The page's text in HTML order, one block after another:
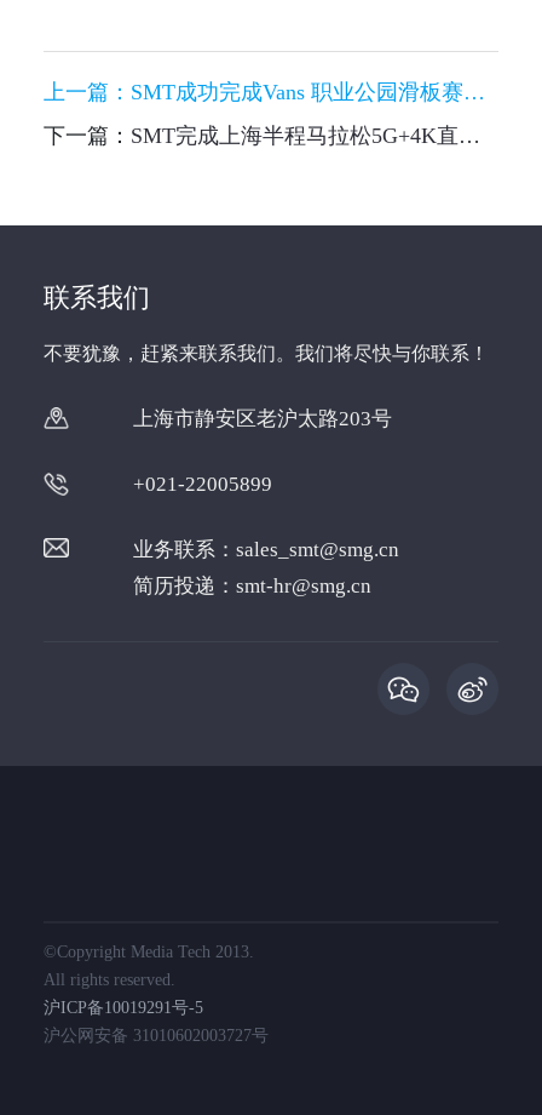
上一篇： SMT成功完成Vans 职业公园滑板赛转播
下一篇： SMT完成上海半程马拉松5G+4K直播全链路的突破
联系我们
不要犹豫，赶紧来联系我们。我们将尽快与你联系！
上海市静安区老沪太路203号
+021-22005899
业务联系： sales_smt@smg.cn
简历投递： smt-hr@smg.cn
©️Copyright Media Tech 2013.
All rights reserved.
沪ICP备10019291号-5
沪公网安备 31010602003727号